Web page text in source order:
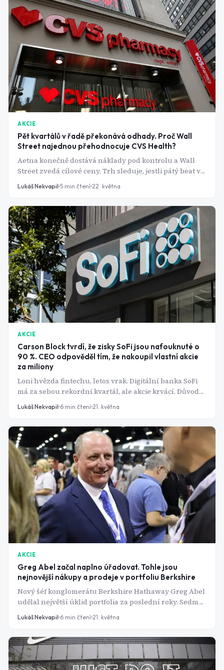
AKCIE
Pět kvartálů v řadě překonává odhady. Proč Wall
Street najednou přehodnocuje CVS Health?
Aetna konečně dostává náklady pod kontrolu a Wall
Street zvedá cílové ceny. Trh sleduje, jestli pátý beat v
Lukáš Nekvapil 5 min čtení 22. května
AKCIE
Carson Block tvrdí, že zisky SoFi jsou nafouknuté o
90 %. CEO odpověděl tím, že nakoupil vlastní akcie
za miliony
Loni hvězda fintechu, letos vrak. Digitální banka SoFi
má za sebou rekordní kvartál, ale akcie krvácí. Důvod
jednoho z nejobávanějších short-sellerů na Wall
Lukáš Nekvapil 6 min čtení 21. května
AKCIE
Greg Abel začal naplno úřadovat. Tohle jsou
nejnovější nákupy a prodeje v portfoliu Berkshire
Nový šéf konglomerátu Berkshire Hathaway Greg Abel
udělal největší úklid portfolia za poslední roky. Sedm
Buffett dostal poslední slovo.
Lukáš Nekvapil 6 min čtení 21. května